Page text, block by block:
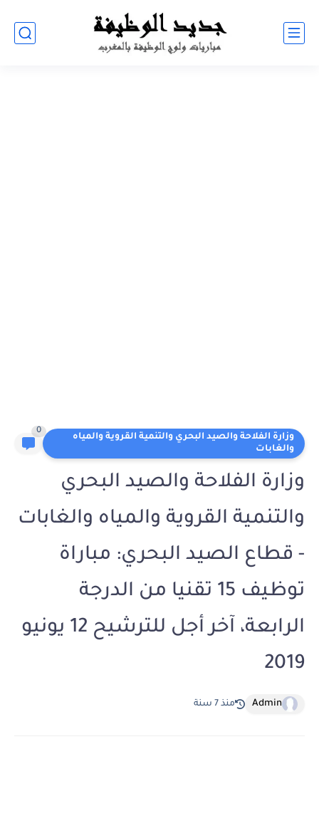
وزارة الفلاحة والصيد البحري والتنمية القروية والمياه
والغابات
0
وزارة الفلاحة والصيد البحري
والتنمية القروية والمياه والغابات
- قطاع الصيد البحري: مباراة
توظيف 15 تقنيا من الدرجة
الرابعة، آخر أجل للترشيح 12 يونيو
2019
Admin منذ 7 سنة